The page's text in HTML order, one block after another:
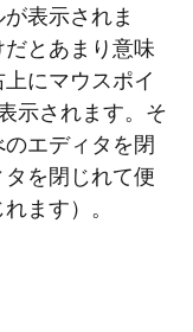
表示されま
とあまり意味
にマウスポイ
示されます。そ
エディタを閉
を閉じれて便
ます）。